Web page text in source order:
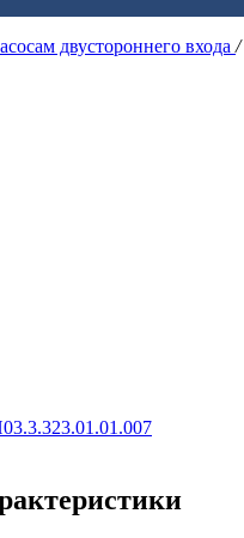
двустороннего входа /